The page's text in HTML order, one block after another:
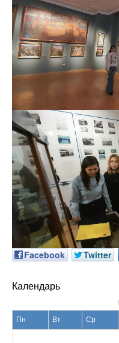
Facebook Twitter
Календарь
Пн
Вт Ср